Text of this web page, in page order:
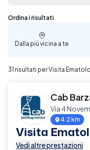
Sono stati trovati 31
Ordina i risultati
Dalla più vicina a te
31 risultati per Visita
Cab
Via 4
4.2 km
Visita
Vedi altre prestazioni